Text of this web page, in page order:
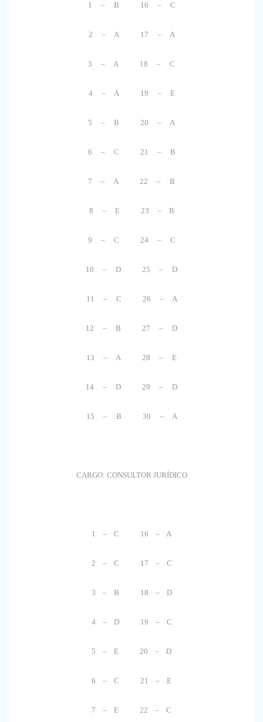
1 – B 16 – C
2 – A 17 – A
3 – A 18 – C
4 – A 19 – E
5 – B 20 – A
6 – C 21 – B
7 – A 22 – B
8 – E 23 – B
9 – C 24 – C
10 – D 25 – D
11 – C 26 – A
12 – B 27 – D
13 – A 28 – E
14 – D 29 – D
15 – B 30 – A
CARGO: CONSULTOR JURÍDICO
1 – C 16 – A
2 – C 17 – C
3 – B 18 – D
4 – D 19 – C
5 – E 20 – D
6 – C 21 – E
7 – E 22 – C